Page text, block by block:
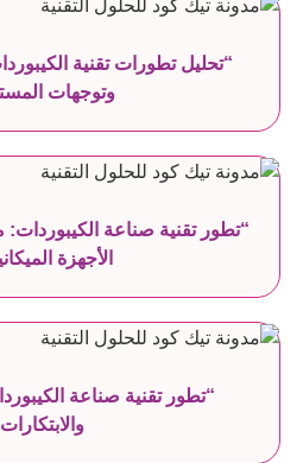
“تحليل تطورات تقنية
وتوجهات
“تطور تقنية صناعة الكيبوردات:
الأجهزة
“تطور تقنية صناعة